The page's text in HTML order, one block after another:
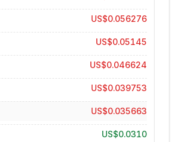
US$0.056276
US$0.05145
US$0.046624
US$0.039753
US$0.035663
US$0.0310